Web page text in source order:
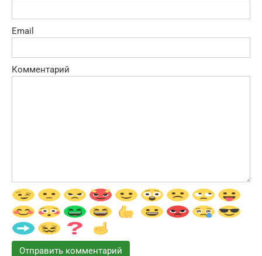
Email
Комментарий